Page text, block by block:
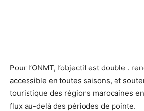
Pour l’ONMT, l’objectif est double :
accessible en toutes saisons, et
touristique des régions marocaines
flux au-delà des périodes de pointe.